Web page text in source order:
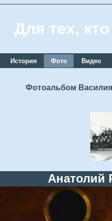
Для тех,
История Фото Видео
Фотоальбом
Анатолий